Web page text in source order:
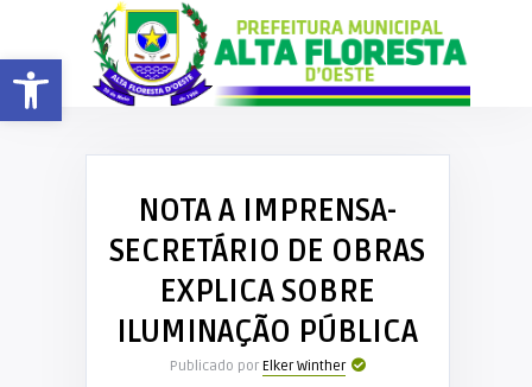
Barra de Ferramentas Aberta
NOTA A IMPRENSA-
SECRETÁRIO DE OBRAS
EXPLICA SOBRE
ILUMINAÇÃO PÚBLICA
Publicado por Elker Winther